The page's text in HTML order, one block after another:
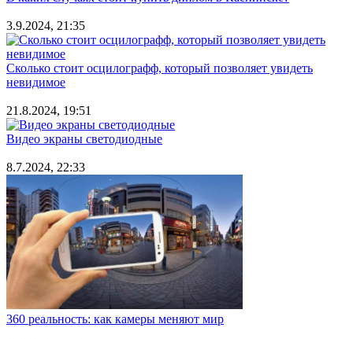
3.9.2024, 21:35
Сколько стоит осцилографф, который позволяет увидеть
невидимое
21.8.2024, 19:51
Видео экраны светодиодные
8.7.2024, 22:33
360 реальность: как камеры меняют мир